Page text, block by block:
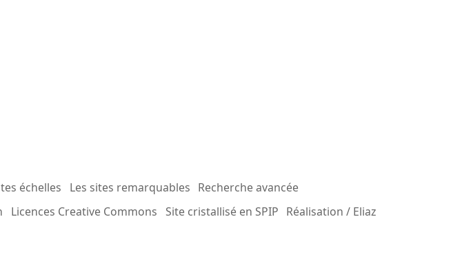
échelles Les sites remarquables Recherche avancée
Licences Creative Commons Site cristallisé en SPIP Réalisation / Eliaz